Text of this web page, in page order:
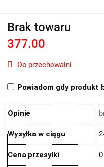
Brak towaru
377.00
Do przechowalni
Powiadom gdy produkt
Opinie
Wysyłka w ciągu
Cena przesyłki 0